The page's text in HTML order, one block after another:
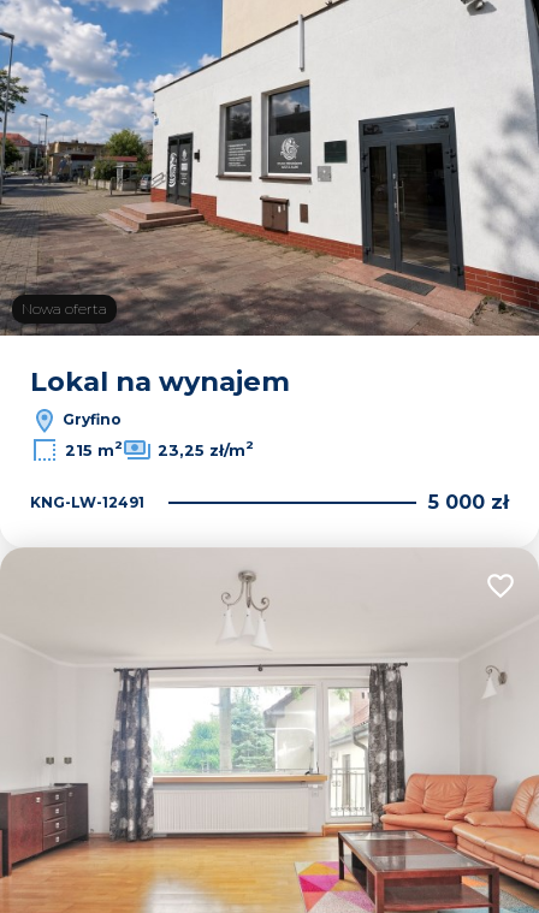
Nowa oferta
Lokal na wynajem
Gryfino
215 m2 23,25 zł/m2
KNG-LW-12491 5 000 zł